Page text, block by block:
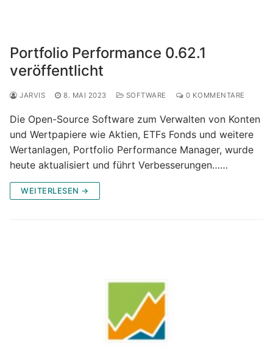
Portfolio Performance 0.62.1
veröffentlicht
JARVIS 8. MAI 2023 SOFTWARE 0 KOMMENTARE
Die Open-Source Software zum Verwalten von Konten
und Wertpapiere wie Aktien, ETFs Fonds und weitere
Wertanlagen, Portfolio Performance Manager, wurde
heute aktualisiert und führt Verbesserungen……
WEITERLESEN →